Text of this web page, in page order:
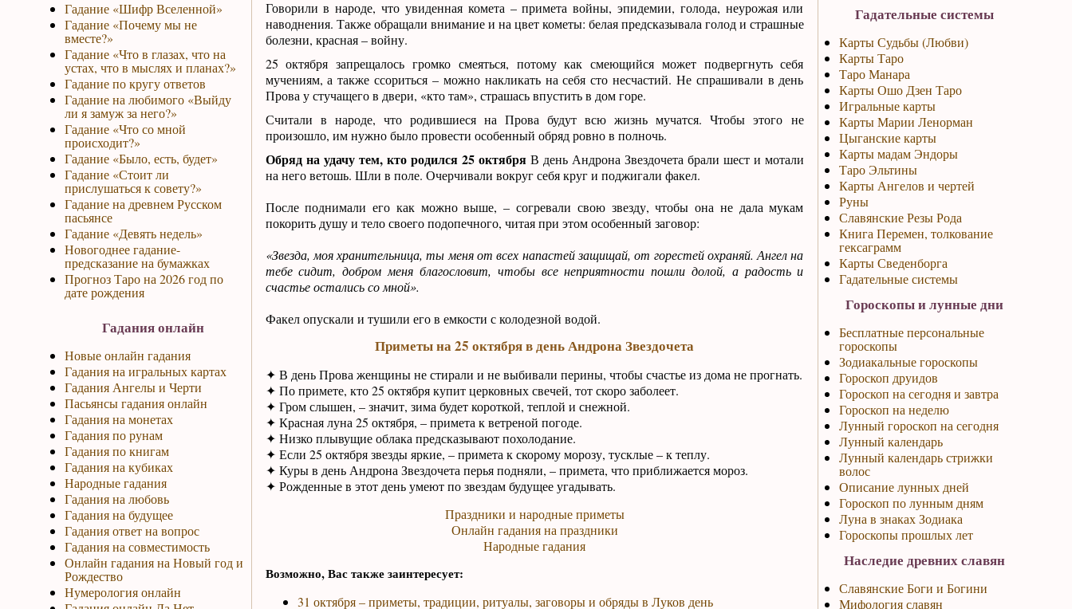
Гадание «Шифр Вселенной»
Гадание «Почему мы не
вместе?»
Гадание «Что в глазах, что на
устах, что в мыслях и планах?»
Гадание по кругу ответов
Гадание на любимого «Выйду
ли я замуж за него?»
Гадание «Что со мной
происходит?»
Гадание «Было, есть, будет»
Гадание «Стоит ли
прислушаться к совету?»
Гадание на древнем Русском
пасьянсе
Гадание «Девять недель»
Новогоднее гадание-
предсказание на бумажках
Прогноз Таро на 2026 год по
дате рождения
Гадания онлайн
Новые онлайн гадания
Гадания на игральных картах
Гадания Ангелы и Черти
Пасьянсы гадания онлайн
Гадания на монетах
Гадания по рунам
Гадания по книгам
Гадания на кубиках
Народные гадания
Гадания на любовь
Гадания на будущее
Гадания ответ на вопрос
Гадания на совместимость
Онлайн гадания на Новый год и
Рождество
Нумерология онлайн
Говорили в народе, что увиденная комета – примета войны, эпидемии, голода, неурожая или
наводнения. Также обращали внимание и на цвет кометы: белая предсказывала голод и страшные
болезни, красная – войну.
25 октября запрещалось громко смеяться, потому как смеющийся может подвергнуть себя
мучениям, а также ссориться – можно накликать на себя сто несчастий. Не спрашивали в день
Прова у стучащего в двери, «кто там», страшась впустить в дом горе.
Считали в народе, что родившиеся на Прова будут всю жизнь мучатся. Чтобы этого не
произошло, им нужно было провести особенный обряд ровно в полночь.
Обряд на удачу тем, кто родился 25 октябряВ день Андрона Звездочета брали шест и мотали
на него ветошь. Шли в поле. Очерчивали вокруг себя круг и поджигали факел.
После поднимали его как можно выше, – согревали свою звезду, чтобы она не дала мукам
покорить душу и тело своего подопечного, читая при этом особенный заговор:
«Звезда, моя хранительница, ты меня от всех напастей защищай, от горестей охраняй. Ангел на
тебе сидит, добром меня благословит, чтобы все неприятности пошли долой, а радость и
счастье остались со мной».
Факел опускали и тушили его в емкости с колодезной водой.
Приметы на 25 октября в день Андрона Звездочета
✦ В день Прова женщины не стирали и не выбивали перины, чтобы счастье из дома не прогнать.
✦ По примете, кто 25 октября купит церковных свечей, тот скоро заболеет.
✦ Гром слышен, – значит, зима будет короткой, теплой и снежной.
✦ Красная луна 25 октября, – примета к ветреной погоде.
✦ Низко плывущие облака предсказывают похолодание.
✦ Если 25 октября звезды яркие, – примета к скорому морозу, тусклые – к теплу.
✦ Куры в день Андрона Звездочета перья подняли, – примета, что приближается мороз.
✦ Рожденные в этот день умеют по звездам будущее угадывать.
Праздники и народные приметы
Онлайн гадания на праздники
Народные гадания
Возможно, Вас также заинтересует:
31 октября – приметы, традиции, ритуалы, заговоры и обряды в Луков день
Гадательные системы
Карты Судьбы (Любви)
Карты Таро
Таро Манара
Карты Ошо Дзен Таро
Игральные карты
Карты Марии Ленорман
Цыганские карты
Карты мадам Эндоры
Таро Эльтины
Карты Ангелов и чертей
Руны
Славянские Резы Рода
Книга Перемен, толкование
гексаграмм
Карты Сведенборга
Гадательные системы
Гороскопы и лунные дни
Бесплатные персональные
гороскопы
Зодиакальные гороскопы
Гороскоп друидов
Гороскоп на сегодня и завтра
Гороскоп на неделю
Лунный гороскоп на сегодня
Лунный календарь
Лунный календарь стрижки
волос
Описание лунных дней
Гороскоп по лунным дням
Луна в знаках Зодиака
Гороскопы прошлых лет
Наследие древних славян
Славянские Боги и Богини
Мифология славян